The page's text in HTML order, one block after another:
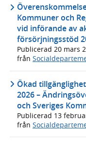
Kommuner och
vid införande av
försörjningsstöd
Publicerad 20 mars
från
Ökad
2026 –
och Sveriges
Publicerad 13
från